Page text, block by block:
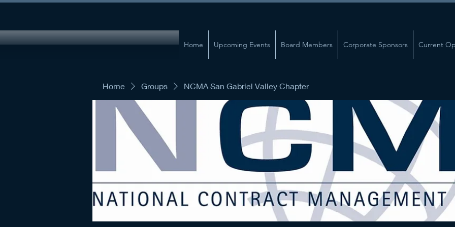
Home Upcoming Events Board Members Corporate Sponsors Current
Home Groups NCMA San Gabriel Valley Chapter